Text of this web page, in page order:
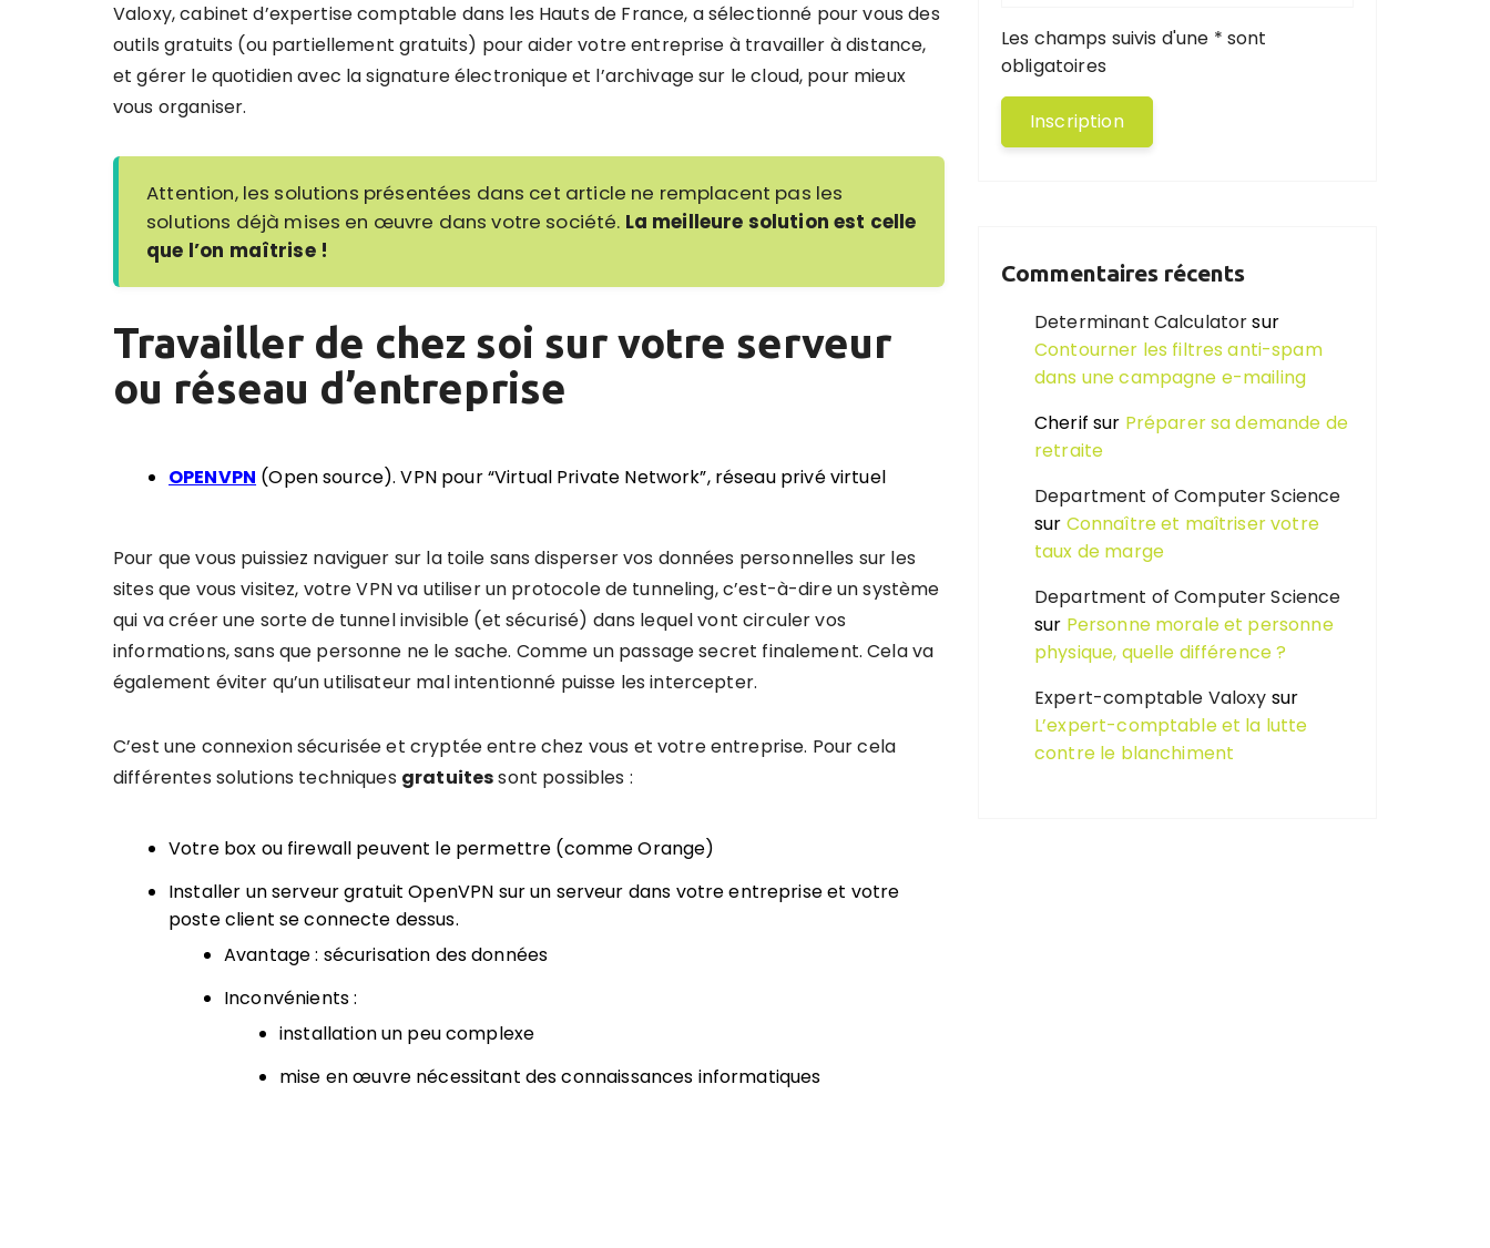
Valoxy, cabinet d’expertise comptable dans les Hauts de France, a sélectionné pour vous des
outils gratuits (ou partiellement gratuits) pour aider votre entreprise à travailler à distance,
et gérer le quotidien avec la signature électronique et l’archivage sur le cloud, pour mieux
vous organiser.
Attention, les solutions présentées dans cet article ne remplacent pas les
solutions déjà mises en œuvre dans votre société. La meilleure solution est celle
que l’on maîtrise !
Travailler de chez soi sur votre serveur
ou réseau d’entreprise
OPENVPN (Open source). VPN pour “Virtual Private Network”, réseau privé virtuel
Pour que vous puissiez naviguer sur la toile sans disperser vos données personnelles sur les
sites que vous visitez, votre VPN va utiliser un protocole de tunneling, c’est-à-dire un système
qui va créer une sorte de tunnel invisible (et sécurisé) dans lequel vont circuler vos
informations, sans que personne ne le sache. Comme un passage secret finalement. Cela va
également éviter qu’un utilisateur mal intentionné puisse les intercepter.
C’est une connexion sécurisée et cryptée entre chez vous et votre entreprise. Pour cela
différentes solutions techniques gratuitessont possibles :
Votre box ou firewall peuvent le permettre (comme Orange)
Installer un serveur gratuit OpenVPN sur un serveur dans votre entreprise et votre
poste client se connecte dessus.
Avantage : sécurisation des données
Inconvénients :
installation un peu complexe
mise en œuvre nécessitant des connaissances informatiques
Les champs suivis d'une * sont
obligatoires
Commentaires récents
Determinant Calculatorsur
Contourner les filtres anti-spam
dans une campagne e-mailing
Cherif sur Préparer sa demande de
retraite
Department of Computer Science
sur Connaître et maîtriser votre
taux de marge
Department of Computer Science
sur Personne morale et personne
physique, quelle différence ?
Expert-comptable Valoxy sur
L’expert-comptable et la lutte
contre le blanchiment